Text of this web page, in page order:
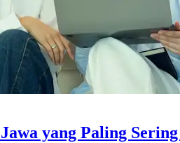
yang Paling